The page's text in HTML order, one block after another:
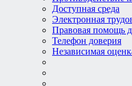
Доступная среда
Электронная
Правовая помощь
Телефон доверия
Независимая